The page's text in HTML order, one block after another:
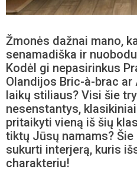
Žmonės dažnai mano,
senamadiška ir
Kodėl gi nepasirinkus
Olandijos Bric-à-brac
laikų stiliaus? Visi šie
nesenstantys,
pritaikyti vieną iš šių
tiktų Jūsų namams?
sukurti interjerą, kuris
charakteriu!